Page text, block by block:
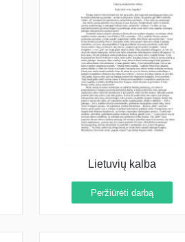
Lietuvių kalba
Peržiūrėti darbą